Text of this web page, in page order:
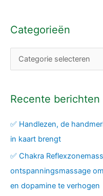
Categorieën
Recente berichten
✅ Handlezen, de
in kaart brengt
✅ Chakra
ontspanningsmassage
en dopamine te verhogen